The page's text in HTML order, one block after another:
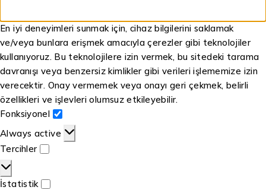
En iyi deneyimleri sunmak için, cihaz bilgilerini saklamak
ve/veya bunlara erişmek amacıyla çerezler gibi teknolojiler
kullanıyoruz. Bu teknolojilere izin vermek, bu sitedeki tarama
davranışı veya benzersiz kimlikler gibi verileri işlememize izin
verecektir. Onay vermemek veya onayı geri çekmek, belirli
özellikleri ve işlevleri olumsuz etkileyebilir.
Fonksiyonel
Always active
Tercihler
İstatistik